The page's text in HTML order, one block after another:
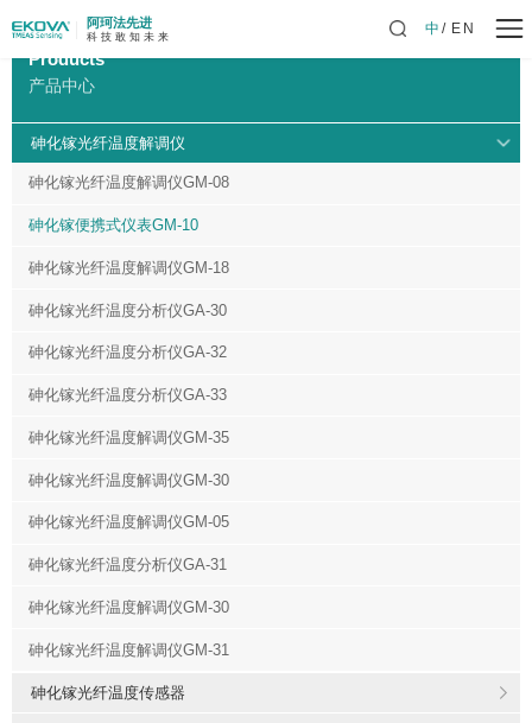
阿珂法先进
科 技 敢 知 未 来
中 EN
Products
产品中心
砷化镓光纤温度解调仪
砷化镓光纤温度解调仪GM-08
砷化镓便携式仪表GM-10
砷化镓光纤温度解调仪GM-18
砷化镓光纤温度分析仪GA-30
砷化镓光纤温度分析仪GA-32
砷化镓光纤温度分析仪GA-33
砷化镓光纤温度解调仪GM-35
砷化镓光纤温度解调仪GM-30
砷化镓光纤温度解调仪GM-05
砷化镓光纤温度分析仪GA-31
砷化镓光纤温度解调仪GM-30
砷化镓光纤温度解调仪GM-31
砷化镓光纤温度传感器